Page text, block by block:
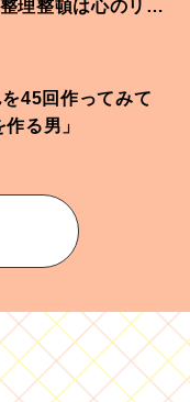
理整頓は心のリズ
45回作ってみて
る男」